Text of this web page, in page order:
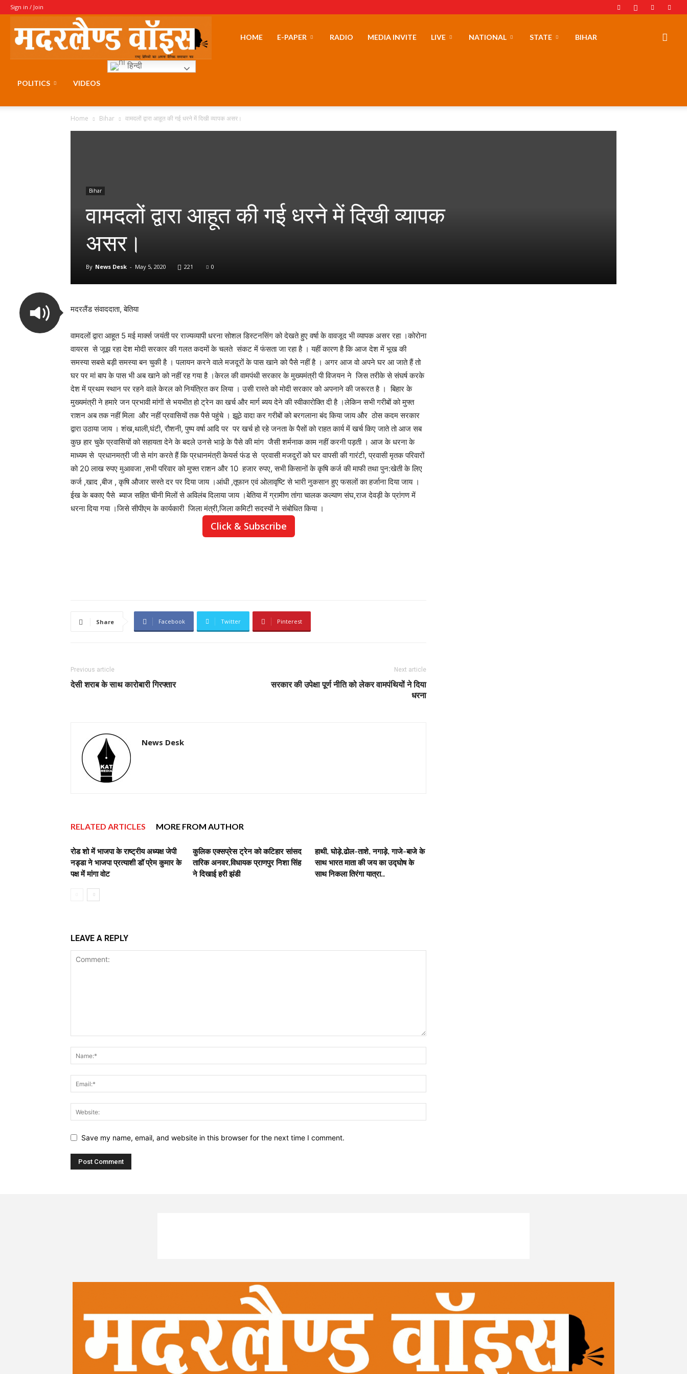
Sign in / Join
MotherLandHOME E-PAPER RADIO MEDIA INVITE LIVE NATIONAL STATE BIHAR
POLITICS VIDEOS
हिन्दी
Home Bihar वामदलों द्वारा आहूत की गई धरने में दिखी व्यापक असर।
Bihar
वामदलों द्वारा आहूत की गई धरने में दिखी व्यापक
असर।
By News Desk - May 5, 2020 221 0
मदरलैंड संवाददाता, बेतिया
वामदलों द्वारा आहूत 5 मई मार्क्स जयंती पर राज्यव्यापी धरना सोशल डिस्टनसिंग को देखते हुए वर्षा के वावजूद भी व्यापक असर रहा ।कोरोना
वायरस से जूझ रहा देश मोदी सरकार की गलत कदमों के चलते संकट में फंसता जा रहा है । यहीं कारण है कि आज देश में भूख की
समस्या सबसे बड़ी समस्या बन चुकी है । पलायन करने वाले मजदूरों के पास खाने को पैसे नहीं है । अगर आज वो अपने घर आ जाते हैं तो
घर पर मां बाप के पास भी अब खाने को नहीं रह गया है ।केरल की वामपंथी सरकार के मुख्यमंत्री पी विजयन ने जिस तरीके से संघर्ष करके
देश में प्रथम स्थान पर रहने वाले केरल को नियंत्रित कर लिया । उसी रास्ते को मोदी सरकार को अपनाने की जरूरत है । बिहार के
मुख्यमंत्री ने हमारे जन प्रभावी मांगों से भयभीत हो ट्रेन का खर्च और मार्ग ब्यय देने की स्वीकारोक्ति दी है ।लेकिन सभी गरीबों को मुफ्त
राशन अब तक नहीं मिला और नहीं प्रवासियों तक पैसे पहुंचे । झूठे वादा कर गरीबों को बरगलाना बंद किया जाय और ठोस कदम सरकार
द्वारा उठाया जाय । शंख,थाली,घंटी, रौशनी, पुष्प वर्षा आदि पर पर खर्च हो रहे जनता के पैसों को राहत कार्य में खर्च किए जाते तो आज सब
कुछ हार चुके प्रवासियों को सहायता देने के बदले उनसे भाड़े के पैसे की मांग जैसी शर्मनाक काम नहीं करनी पड़ती । आज के धरना के
माध्यम से प्रधानमत्री जी से मांग करते हैं कि प्रधानमंत्री केयर्स फंड से प्रवासी मजदुरों को घर वापसी की गारंटी, प्रवासी मृतक परिवारों
को 20 लाख रुपए मुआवजा ,सभी परिवार को मुफ्त राशन और 10 हजार रुपए, सभी किसानों के कृषि कर्ज की माफी तथा पुन:खेती के लिए
कर्ज ,खाद ,बीज , कृषि औजार सस्ते दर पर दिया जाय ।आंधी ,तूफान एवं ओलावृष्टि से भारी नुकसान हुए फसलों का हर्जाना दिया जाय ।
ईख के बकाए पैसे ब्याज सहित चीनी मिलों से अविलंब दिलाया जाय ।बेतिया में ग्रामीण तांगा चालक कल्याण संघ,राज देवड़ी के प्रांगण में
धरना दिया गया ।जिसे सीपीएम के कार्यकारी जिला मंत्री,जिला कमिटी सदस्यों ने संबोधित किया ।
Click & Subscribe
Share Facebook Twitter Pinterest
Previous article
देसी शराब के साथ कारोबारी गिरफ्तार
Next article
सरकार की उपेक्षा पूर्ण नीति को लेकर वामपंथियों ने दिया
धरना
News Desk
RELATED ARTICLES MORE FROM AUTHOR
रोड शो में भाजपा के राष्ट्रीय अध्यक्ष जेपी
नड्डा ने भाजपा प्रत्याशी डॉ प्रेम कुमार के
पक्ष में मांगा वोट
कुलिक एक्सप्रेस ट्रेन को कटिहार सांसद
तारिक अनवर,विधायक प्राणपुर निशा सिंह
ने दिखाई हरी झंडी
हाथी, घोड़े,ढोल-ताशे, नगाड़े, गाजे-बाजे के
साथ भारत माता की जय का उद्घोष के
साथ निकला तिरंगा यात्रा..
LEAVE A REPLY
Save my name, email, and website in this browser for the next time I comment.